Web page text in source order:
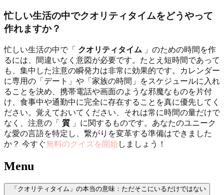
忙しい生活の中でクオリティタイムをどうやって
作れますか？
忙しい生活の中で「 クオリティタイム 」のための時間を作
るには、間違いなく意図が必要です。たとえ短時間であって
も、集中した注意の瞬発力は非常に効果的です。カレンダー
に専用の「デート」や「家族の時間」をスケジュールに入れ
ることを決め、携帯電話や画面のような邪魔なものを片付
け、食事中や通勤中に完全に存在することを真に優先してく
ださい。覚えておいてください、それは常に時間の量だけで
なく、注意の「 質 」に関するものです。あなたのユニーク
な愛の言語を特定し、繋がりを変革する準備はできました
か？ 今すぐ無料のクイズを開始しましょう！
Menu
「クオリティタイム」の本当の意味：ただそこにいるだけではない